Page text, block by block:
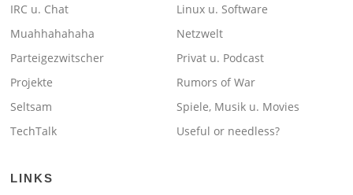
IRC u. Chat
Linux u. Software
Muahhahahaha
Netzwelt
Parteigezwitscher
Privat u. Podcast
Projekte
Rumors of War
Seltsam
Spiele, Musik u. Movies
TechTalk
Useful or needless?
LINKS